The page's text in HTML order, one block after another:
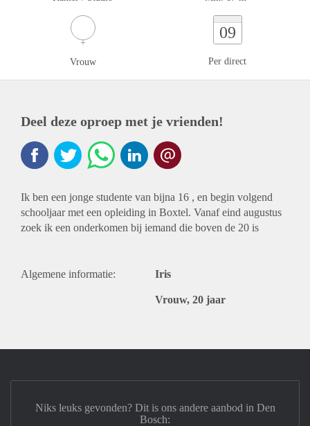
Vrouw
09
Per direct
Deel deze oproep met je vrienden!
Ik ben een jonge studente van bijna 16 , en begin volgend
schooljaar met een opleiding in Boxtel. Vanaf eind augustus
zoek ik een onderkomen bij iemand die boven de 20 is
Algemene informatie: Iris
Vrouw, 20 jaar
Niks leuks gevonden? Dit is ons andere aanbod in Den
Bosch: